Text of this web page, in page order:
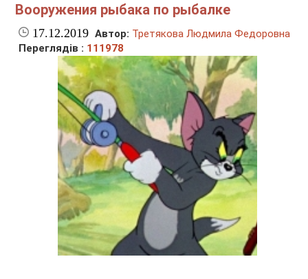
Вооружения рыбака по рыбалке
17.12.2019 Автор: Третякова Людмила Федоровна
Переглядів : 111978